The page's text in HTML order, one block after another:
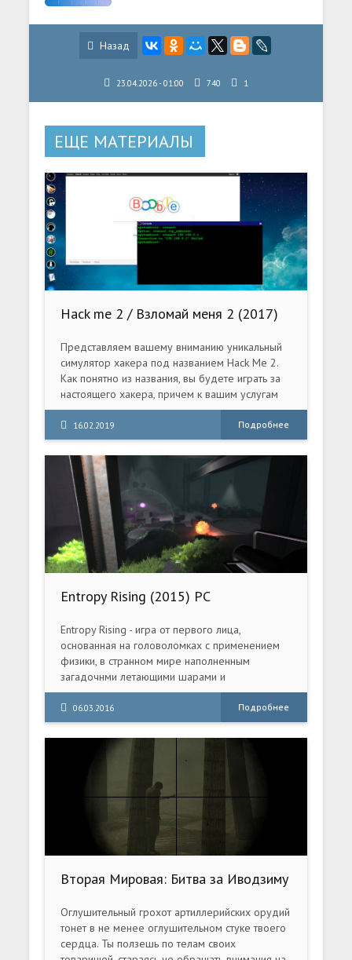
Назад
23.04.2026 - 01:00 740 1
ЕЩЕ МАТЕРИАЛЫ
Hack me 2 / Взломай меня 2 (2017)
Представляем вашему вниманию уникальный
симулятор хакера под названием Hack Me 2.
Как понятно из названия, вы будете играть за
настоящего хакера, причем к вашим услугам
будут программы и алгоритмы, реально
позволяющие взламывать чужие компьютеры и
системы.
16.02.2019 Подробнее
Entropy Rising (2015) PC
Entropy Rising - игра от первого лица,
основанная на головоломках с применением
физики, в странном мире наполненным
загадочнми летающими шарами и
крупногабаритными измерительными
приборами.
06.03.2016 Подробнее
Вторая Мировая: Битва за Иводзиму
(2006) PC
Оглушительный грохот артиллерийских орудий
тонет в не менее оглушительном стуке твоего
сердца. Ты ползешь по телам своих